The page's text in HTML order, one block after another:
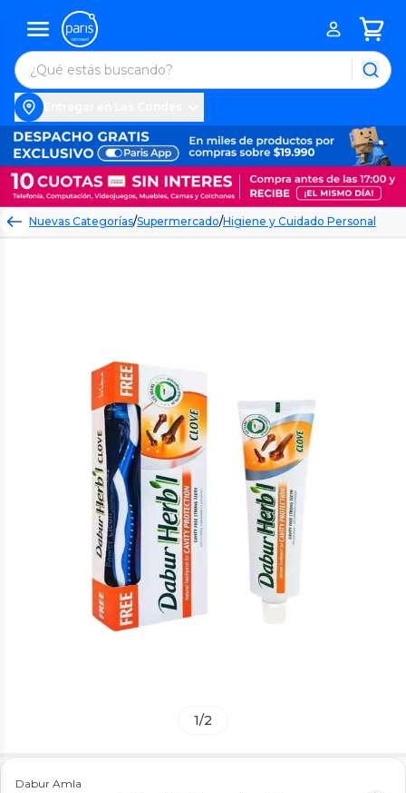
Nuevas Categorías/Supermercado/Higiene y Cuidado Personal
1/2
Dabur Amla